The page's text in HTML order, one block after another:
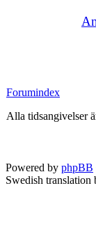
Forumindex
Alla tidsangivelser
Powered by phpBB
Swedish translation